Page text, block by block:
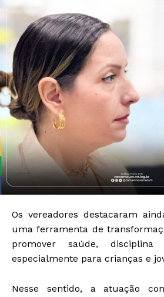
Os vereadores destacaram
uma ferramenta de
promover saúde, disciplina
especialmente para crianças e
Nesse sentido, a atuação